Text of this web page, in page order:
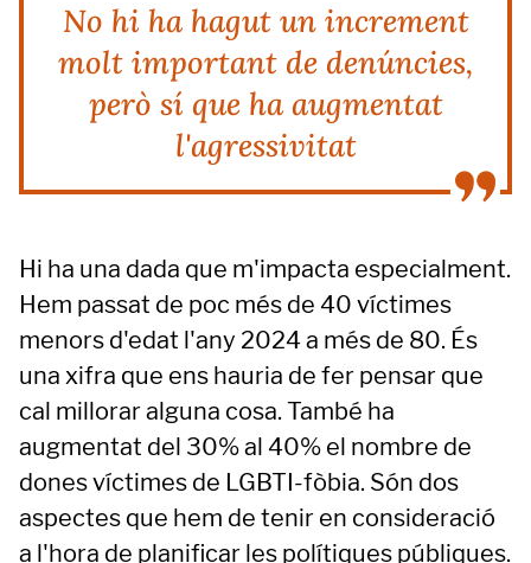
No hi ha hagut un increment
molt important de denúncies,
però sí que ha augmentat
l'agressivitat
Hi ha una dada que m'impacta especialment.
Hem passat de poc més de 40 víctimes
menors d'edat l'any 2024 a més de 80. És
una xifra que ens hauria de fer pensar que
cal millorar alguna cosa. També ha
augmentat del 30% al 40% el nombre de
dones víctimes de LGBTI-fòbia. Són dos
aspectes que hem de tenir en consideració
a l'hora de planificar les polítiques públiques.